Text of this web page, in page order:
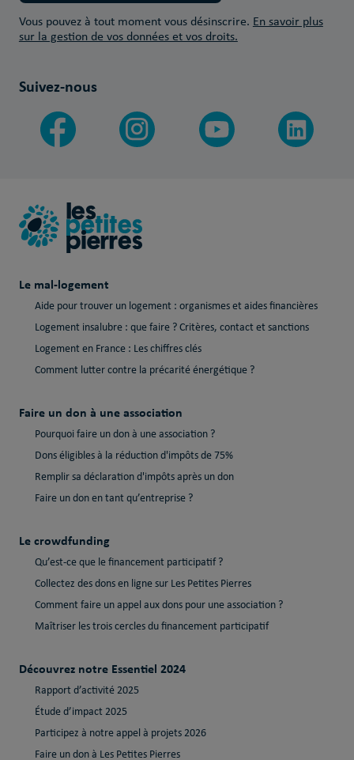
Vous pouvez à tout moment vous désinscrire. En savoir plus
sur la gestion de vos données et vos droits.
Suivez-nous
Le mal-logement
Aide pour trouver un logement : organismes et aides financières
Logement insalubre : que faire ? Critères, contact et sanctions
Logement en France : Les chiffres clés
Comment lutter contre la précarité énergétique ?
Faire un don à une association
Pourquoi faire un don à une association ?
Dons éligibles à la réduction d'impôts de 75%
Remplir sa déclaration d'impôts après un don
Faire un don en tant qu’entreprise ?
Le crowdfunding
Qu’est-ce que le financement participatif ?
Collectez des dons en ligne sur Les Petites Pierres
Comment faire un appel aux dons pour une association ?
Maîtriser les trois cercles du financement participatif
Découvrez notre Essentiel 2024
Rapport d’activité 2025
Étude d’impact 2025
Participez à notre appel à projets 2026
Faire un don à Les Petites Pierres